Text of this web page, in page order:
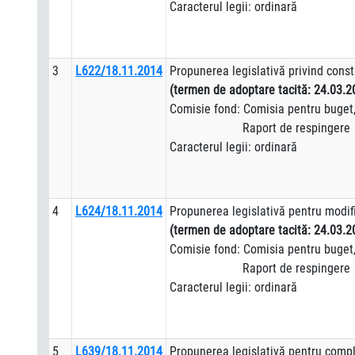
Caracterul legii: ordinară
3 L622/18.11.2014 Propunerea legislativă privind
(termen de adoptare tacită:
Comisie fond: Comisia pentru
Raport de respingere
Caracterul legii: ordinară
4 L624/18.11.2014 Propunerea legislativă pentru
(termen de adoptare tacită:
Comisie fond: Comisia pentru
Raport de respingere
Caracterul legii: ordinară
5 L639/18.11.2014 Propunerea legislativă pentru